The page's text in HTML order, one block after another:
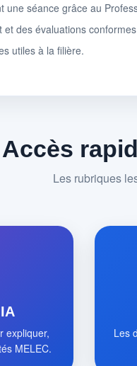
une séance grâce au
des évaluations
utiles à la filière.
Accès
Les rubriques
expliquer,
MELEC.
Les